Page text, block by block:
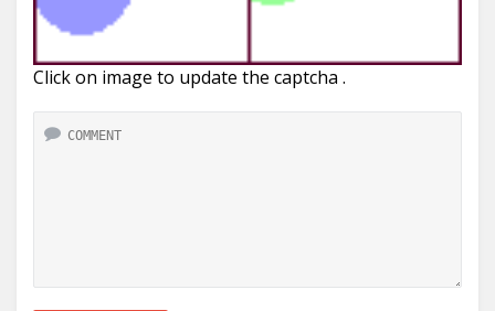
Click on image to update the captcha .